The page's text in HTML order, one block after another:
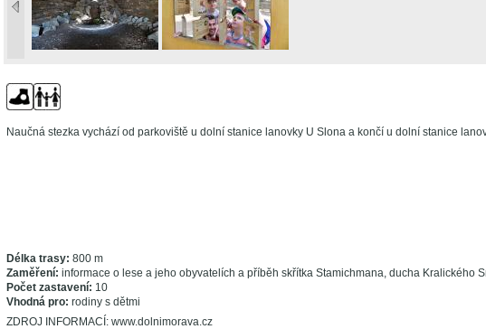
Naučná stezka vychází od parkoviště u dolní stanice lanovky U Slona a končí u dolní stanice
Délka trasy: 800 m
Zaměření: informace o lese a jeho obyvatelích a příběh skřítka Stamichmana, ducha Kralického
Počet zastavení: 10
Vhodná pro: rodiny s dětmi
ZDROJ INFORMACÍ: www.dolnimorava.cz